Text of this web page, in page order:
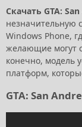
Скачать GTA:
незначительную
Windows Phone,
желающие могут
конечно, модель
платформ,
GTA: San